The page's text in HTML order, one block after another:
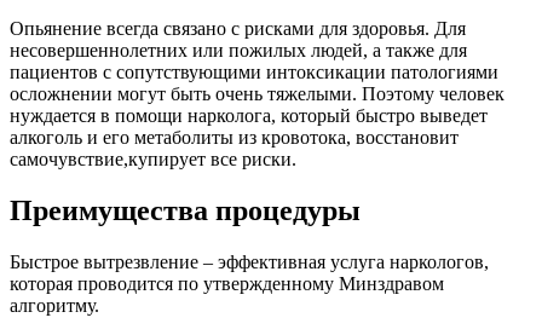
Опьянение всегда связано с рисками для здоровья. Для
несовершеннолетних или пожилых людей, а также для
пациентов с сопутствующими интоксикации патологиями
осложнении могут быть очень тяжелыми. Поэтому человек
нуждается в помощи нарколога, который быстро выведет
алкоголь и его метаболиты из кровотока, восстановит
самочувствие,купирует все риски.
Преимущества процедуры
Быстрое вытрезвление – эффективная услуга наркологов,
которая проводится по утвержденному Минздравом
алгоритму.